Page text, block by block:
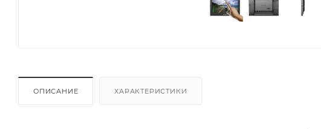
ОПИСАНИЕ ХАРАКТЕРИСТИКИ